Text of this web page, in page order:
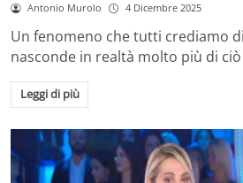
Antonio Murolo 4 Dicembre 2025
Un fenomeno che tutti crediamo
nasconde in realtà molto più di
Leggi di più